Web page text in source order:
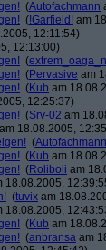
(Autofachmann
(!Garfield! am
12:11:54)
12:13:00)
(
(Pervasive am
(Kub am
12:25:37)
(Srv-02 am
am 18.08.2005,
(Autofachmann
(Kub am
(Roliboli am
18.08.2005,
(tuvix am
18.08.2005,
(Kub am
(anbransa am